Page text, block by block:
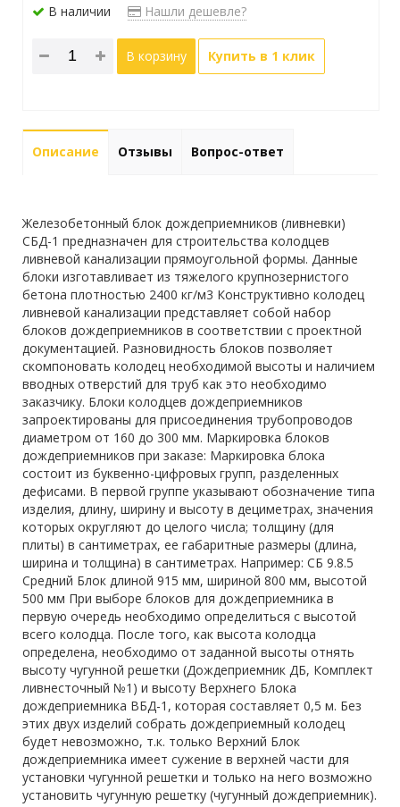
В наличии Нашли дешевле?
В корзину Купить в 1 клик
Описание Отзывы Вопрос-ответ
Железобетонный блок дождеприемников (ливневки)
CБД-1 предназначен для строительства колодцев
ливневой канализации прямоугольной формы. Данные
блоки изготавливает из тяжелого крупнозернистого
бетона плотностью 2400 кг/м3 Конструктивно колодец
ливневой канализации представляет собой набор
блоков дождеприемников в соответствии с проектной
документацией. Разновидность блоков позволяет
скомпоновать колодец необходимой высоты и наличием
вводных отверстий для труб как это необходимо
заказчику. Блоки колодцев дождеприемников
запроектированы для присоединения трубопроводов
диаметром от 160 до 300 мм. Маркировка блоков
дождеприемников при заказе: Маркировка блока
состоит из буквенно-цифровых групп, разделенных
дефисами. В первой группе указывают обозначение типа
изделия, длину, ширину и высоту в дециметрах, значения
которых округляют до целого числа; толщину (для
плиты) в сантиметрах, ее габаритные размеры (длина,
ширина и толщина) в сантиметрах. Например: CБ 9.8.5
Средний Блок длиной 915 мм, шириной 800 мм, высотой
500 мм При выборе блоков для дождеприемника в
первую очередь необходимо определиться с высотой
всего колодца. После того, как высота колодца
определена, необходимо от заданной высоты отнять
высоту чугунной решетки (Дождеприемник ДБ, Комплект
ливнесточный №1) и высоту Верхнего Блока
дождеприемника ВБД-1, которая составляет 0,5 м. Без
этих двух изделий собрать дождеприемный колодец
будет невозможно, т.к. только Верхний Блок
дождеприемника имеет сужение в верхней части для
установки чугунной решетки и только на него возможно
установить чугунную решетку (чугунный дождеприемник).